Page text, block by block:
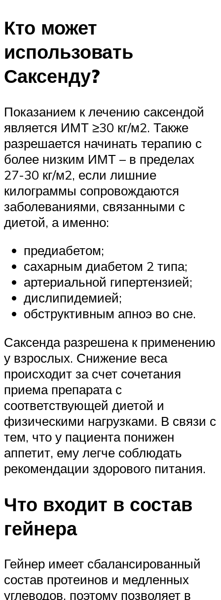
Кто может
использовать
Саксенду?
Показанием к лечению саксендой
является ИМТ ≥30 кг/м2. Также
разрешается начинать терапию с
более низким ИМТ – в пределах
27-30 кг/м2, если лишние
килограммы сопровождаются
заболеваниями, связанными с
диетой, а именно:
предиабетом;
сахарным диабетом 2 типа;
артериальной гипертензией;
дислипидемией;
обструктивным апноэ во сне.
Саксенда разрешена к применению
у взрослых. Снижение веса
происходит за счет сочетания
приема препарата с
соответствующей диетой и
физическими нагрузками. В связи с
тем, что у пациента понижен
аппетит, ему легче соблюдать
рекомендации здорового питания.
Что входит в состав
гейнера
Гейнер имеет сбалансированный
состав протеинов и медленных
углеводов, поэтому позволяет в